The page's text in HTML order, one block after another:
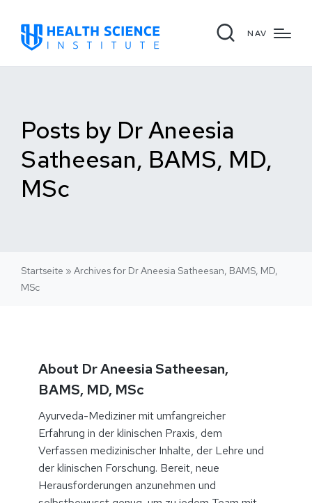
NAV
Posts by Dr Aneesia
Satheesan, BAMS, MD,
MSc
Startseite » Archives for Dr Aneesia Satheesan, BAMS, MD,
MSc
About Dr Aneesia Satheesan,
BAMS, MD, MSc
Ayurveda-Mediziner mit umfangreicher
Erfahrung in der klinischen Praxis, dem
Verfassen medizinischer Inhalte, der Lehre und
der klinischen Forschung. Bereit, neue
Herausforderungen anzunehmen und